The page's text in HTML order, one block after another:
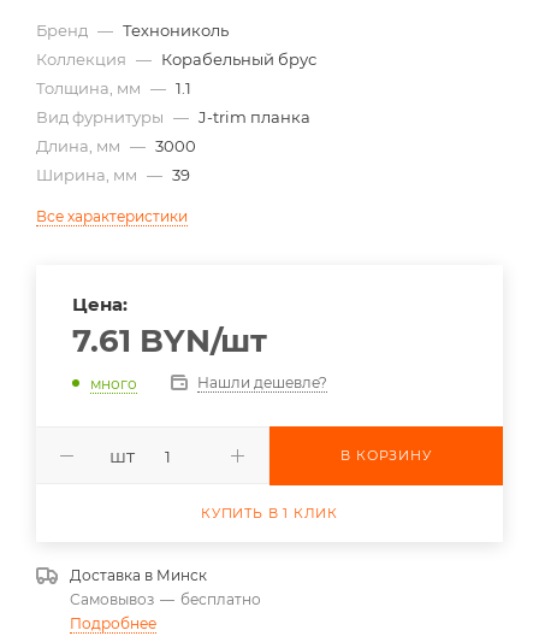
Бренд — Технониколь
Коллекция — Корабельный брус
Толщина, мм — 1.1
Вид фурнитуры — J-trim планка
Длина, мм — 3000
Ширина, мм — 39
Все характеристики
Цена:
7.61 BYN/шт
много Нашли дешевле?
шт В КОРЗИНУ
КУПИТЬ В 1 КЛИК
Доставка в Минск
Самовывоз — бесплатно
Подробнее